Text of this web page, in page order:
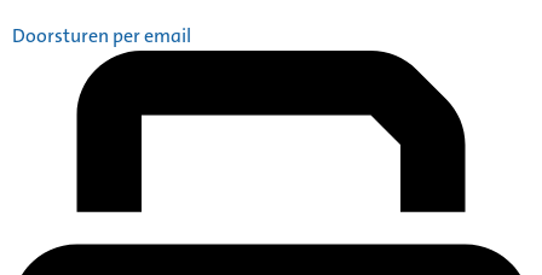
Doorsturen per email